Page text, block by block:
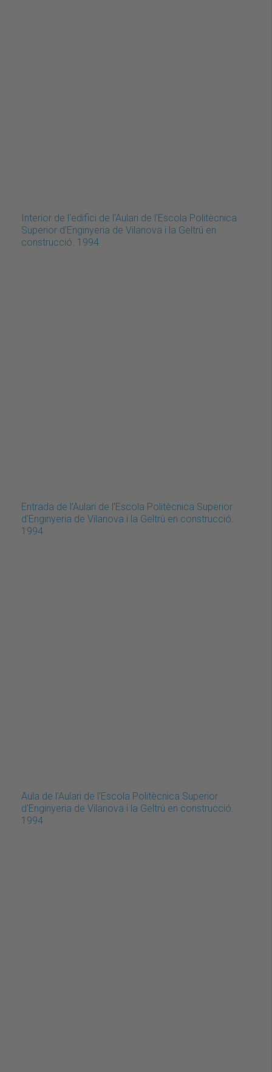
Interior de l'edifici de l'Aulari de l'Escola Politècnica
Superior d'Enginyeria de Vilanova i la Geltrú en
construcció. 1994
Entrada de l'Aulari de l'Escola Politècnica Superior
d'Enginyeria de Vilanova i la Geltrú en construcció.
1994
Aula de l'Aulari de l'Escola Politècnica Superior
d'Enginyeria de Vilanova i la Geltrú en construcció.
1994